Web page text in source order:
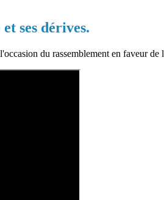
ses dérives.
du rassemblement en faveur